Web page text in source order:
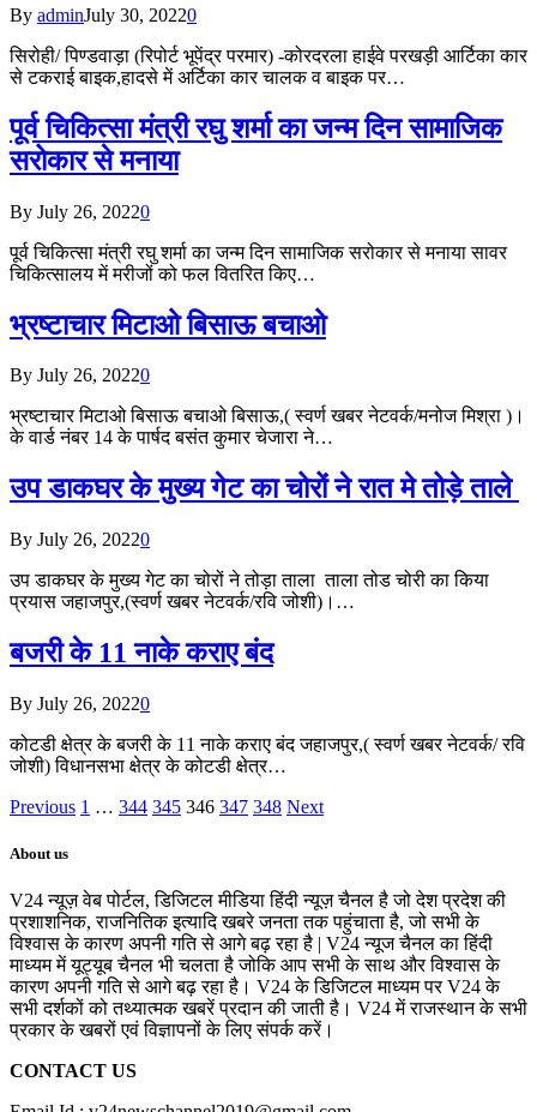
By adminJuly 30, 20220
सिरोही/ पिण्डवाड़ा (रिपोर्ट भूपेंद्र परमार) -कोरदरला हाईवे परखड़ी आर्टिका कार
से टकराई बाइक,हादसे में अर्टिका कार चालक व बाइक पर…
पूर्व चिकित्सा मंत्री रघु शर्मा का जन्म दिन सामाजिक
सरोकार से मनाया
By July 26, 20220
पूर्व चिकित्सा मंत्री रघु शर्मा का जन्म दिन सामाजिक सरोकार से मनाया सावर
चिकित्सालय में मरीजों को फल वितरित किए…
भ्रष्टाचार मिटाओ बिसाऊ बचाओ
By July 26, 20220
भ्रष्टाचार मिटाओ बिसाऊ बचाओ बिसाऊ,( स्वर्ण खबर नेटवर्क/मनोज मिश्रा )।
के वार्ड नंबर 14 के पार्षद बसंत कुमार चेजारा ने…
उप डाकघर के मुख्य गेट का चोरों ने रात मे तोड़े ताले
By July 26, 20220
उप डाकघर के मुख्य गेट का चोरों ने तोड़ा ताला ताला तोड चोरी का किया
प्रयास जहाजपुर,(स्वर्ण खबर नेटवर्क/रवि जोशी)।…
बजरी के 11 नाके कराए बंद
By July 26, 20220
कोटडी क्षेत्र के बजरी के 11 नाके कराए बंद जहाजपुर,( स्वर्ण खबर नेटवर्क/ रवि
जोशी) विधानसभा क्षेत्र के कोटडी क्षेत्र…
Previous 1 … 344 345 346 347 348 Next
About us
V24 न्यूज़ वेब पोर्टल, डिजिटल मीडिया हिंदी न्यूज़ चैनल है जो देश प्रदेश की
प्रशाशनिक, राजनितिक इत्यादि खबरे जनता तक पहुंचाता है, जो सभी के
विश्वास के कारण अपनी गति से आगे बढ़ रहा है | V24 न्यूज चैनल का हिंदी
माध्यम में यूट्यूब चैनल भी चलता है जोकि आप सभी के साथ और विश्वास के
कारण अपनी गति से आगे बढ़ रहा है। V24 के डिजिटल माध्यम पर V24 के
सभी दर्शकों को तथ्यात्मक खबरें प्रदान की जाती है। V24 में राजस्थान के सभी
प्रकार के खबरों एवं विज्ञापनों के लिए संपर्क करें।
CONTACT US